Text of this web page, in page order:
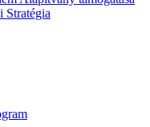
Stratégia